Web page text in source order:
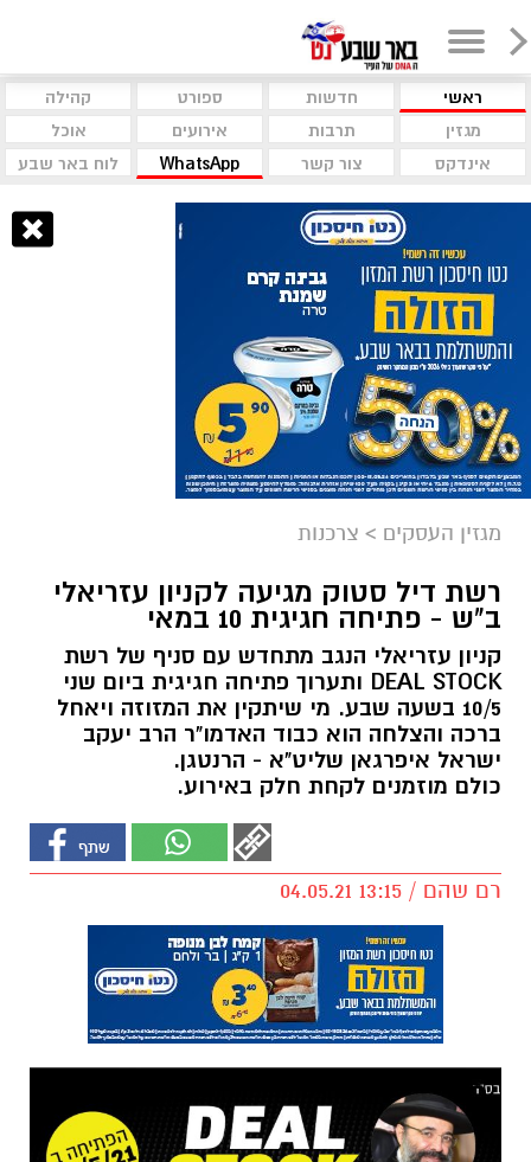
ראשי חדשות ספורט
קהילה
מגזין
תרבות אירועים
אוכל
אינדקס
צור קשר WhatsApp לוח באר שבע
מגזין העסקים > צרכנות
רשת דיל סטוק מגיעה לקניון עזריאלי
ב"ש - פתיחה חגיגית 10 במאי
קניון עזריאלי הנגב מתחדש עם סניף של רשת
DEAL STOCK ותערוך פתיחה חגיגית ביום שני
10/5 בשעה שבע. מי שיתקין את המזוזה ויאחל
ברכה והצלחה הוא כבוד האדמו"ר הרב יעקב
ישראל איפרגאן שליט"א - הרנטגן.
כולם מוזמנים לקחת חלק באירוע.
רם שהם / 13:15 04.05.21